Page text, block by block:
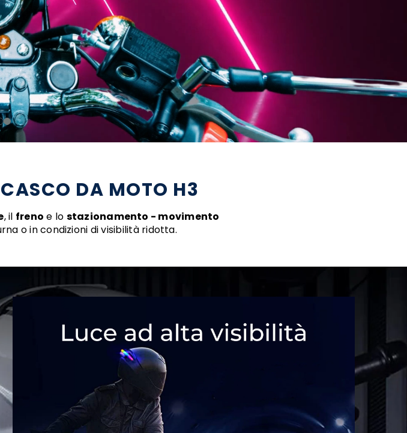
CASCO DA MOTO H3
, il freno e lo stazionamento - movimento
o in condizioni di visibilità ridotta.